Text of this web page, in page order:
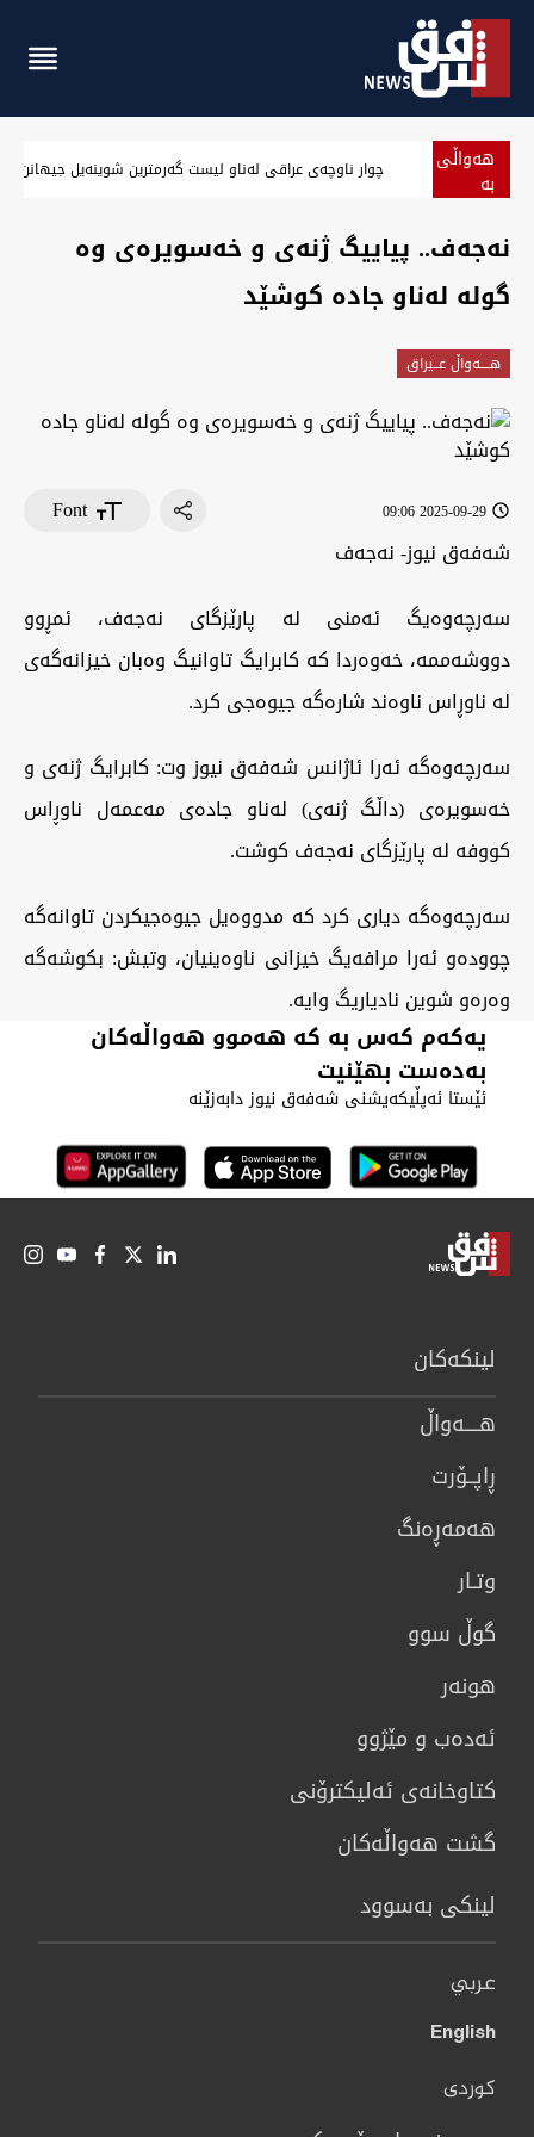
هەواڵی
بە ‏چوار ناوچەی عراقی لەناو لیست گەرمترین شوینەیل جیهانن لە ماوەی 24
نەجەف.. پیاییگ ژنەی و خەسویرەی وە
گولە لەناو جادە کوشێد
هــــه‌واڵ عــیراق
2025-09-29 09:06
Font
شەفەق نيوز- نەجەف
سەرچەوەیگ ئەمنی لە پارێزگای نەجەف، ئمڕوو
دووشەممە، خەوەردا کە کابرایگ تاوانیگ وەبان خیزانەگەی
لە ناوڕاس ناوەند شارەگە جیوەجی کرد.
سەرچەوەگە ئەرا ئاژانس شەفەق نیوز وت: کابرایگ ژنەی و
خەسویرەی (داڵگ ژنەی) لەناو جادەی مەعمەل ناوڕاس
کووفە لە پارێزگای نەجەف کوشت.
سەرچەوەگە دیاری کرد کە مدووەیل جیوەجیکردن تاوانەگە
چوودەو ئەرا مرافەیگ خیزانی ناوەینیان، وتیش: بکوشەگە
وەرەو شوین نادیاریگ وایە.
یەکەم کەس بە کە هەموو هەواڵەکان
بەدەست بهێنیت
ئێستا ئەپڵیکەیشنی شەفەق نیوز دابەزێنە
لینكەكان
هــــه‌واڵ
ڕاپــۆرت
هه‌مه‌ڕه‌نگ
وتـار
گوڵ سوو
هونه‌ر
ئەدەب و مێژوو
كتاوخانه‌ی ئه‌ليكترۆنی
گشت هەواڵەکان
لینکی بەسوود
عربي
English
کوردی